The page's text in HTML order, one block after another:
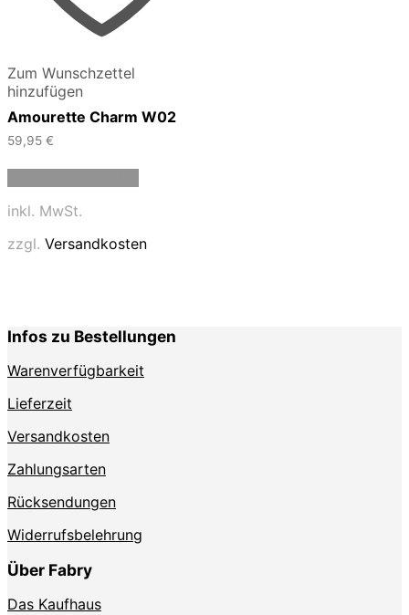
Zum Wunschzettel
hinzufügen
Amourette Charm W02
59,95 €
auf.
der
Produktseite
gewählt
inkl. MwSt.
zzgl. Versandkosten
Infos zu Bestellungen
Warenverfügbarkeit
Lieferzeit
Versandkosten
Zahlungsarten
Rücksendungen
Widerrufsbelehrung
Über Fabry
Das Kaufhaus